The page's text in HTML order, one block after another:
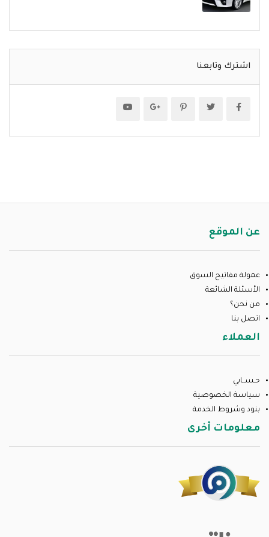
اشترك وتابعنا
عن الموقع
عمولة مفاتيح السوق
الأسئلة الشائعة
من نحن؟
اتصل بنا
العملاء
حـســابي
سياسة الخصوصية
بنود وشروط الخدمة
معلومات أخرى